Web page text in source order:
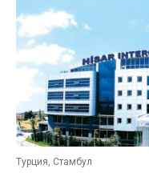
Турция, Стамбул